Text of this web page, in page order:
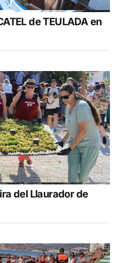
de TEULADA en
del Llaurador de